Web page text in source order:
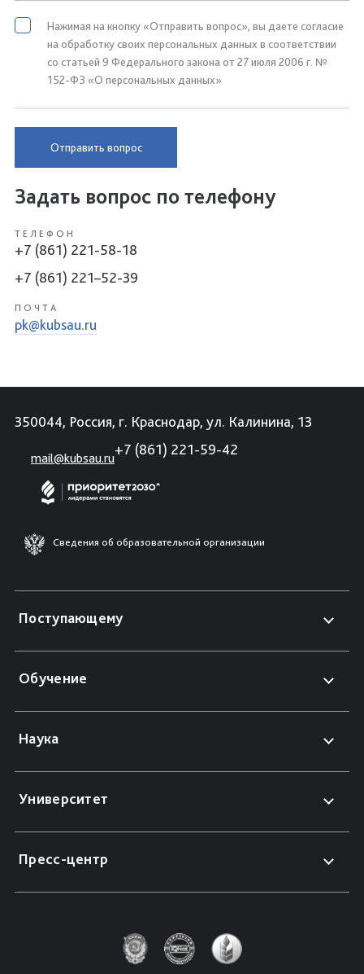
Нажимая на кнопку «Отправить вопрос», вы даете согласие
на обработку своих персональных данных в соответствии
со статьей 9 Федерального закона от 27 июля 2006 г. №
152-ФЗ «О персональных данных»
Отправить вопрос
Задать вопрос по телефону
ТЕЛЕФОН
+7 (861) 221-58-18
+7 (861) 221–52-39
ПОЧТА
pk@kubsau.ru
350044, Россия, г. Краснодар, ул. Калинина, 13
mail@kubsau.ru
+7 (861) 221-59-42
Сведения об образовательной организации
Поступающему
Обучение
Наука
Университет
Пресс-центр